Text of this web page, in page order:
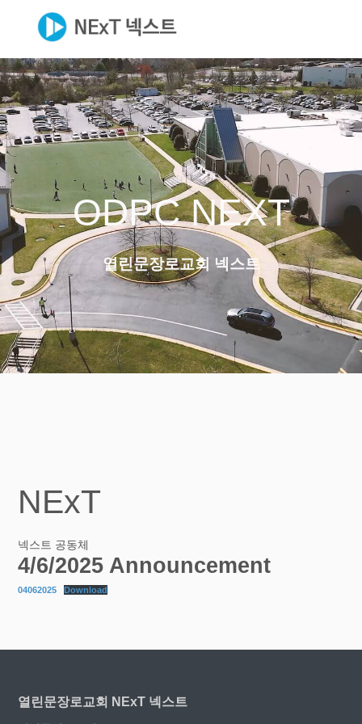
ODPC NEXT
열린문장로교회 넥스트
NExT
넥스트 공동체
4/6/2025 Announcement
04062025 Download
열린문장로교회 NExT 넥스트